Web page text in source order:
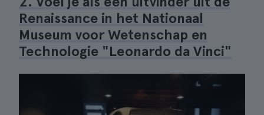
Renaissance in het Nationaal
Museum voor Wetenschap en
Technologie "Leonardo da Vinci"